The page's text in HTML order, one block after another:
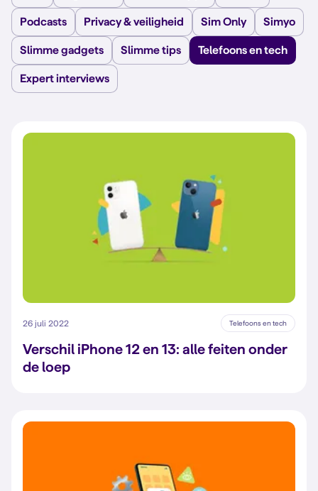
Podcasts Privacy & veiligheid Sim Only Simyo
Slimme gadgets Slimme tips Telefoons en tech
Expert interviews
26 juli 2022 Telefoons en tech
Verschil iPhone 12 en 13: alle feiten onder
de loep